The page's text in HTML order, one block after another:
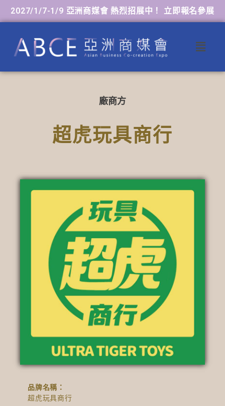
2027/1/7-1/9 亞洲商媒會 熱烈招展中！ 立即報名參展
廠商方
超虎玩具商行
品牌名稱：
超虎玩具商行